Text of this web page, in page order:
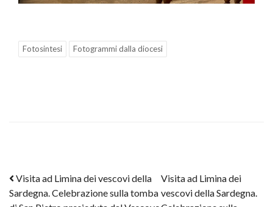
Fotosintesi Fotogrammi dalla diocesi
Post navigation
Visita ad Limina dei vescovi della
Sardegna. Celebrazione sulla tomba
Visita ad Limina dei
vescovi della Sardegna.